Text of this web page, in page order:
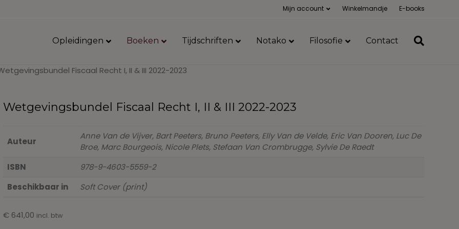
Mijn account Winkelmandje E-books
Opleidingen Boeken Tijdschriften Notako Filosofie Contact
Fiscaal Recht I, II & III 2022-2023
Wetgevingsbundel Fiscaal Recht I, II & III 2022-2023
Auteur
Anne Van de Vijver, Bart Peeters, Bruno Peeters, Elly Van de Velde, Eric Van Dooren, Luc De
Broe, Marc Bourgeois, Nicole Plets, Stefaan Van Crombrugge, Sylvie De Raedt
ISBN
978-9-4603-5559-2
Beschikbaar in
Soft Cover (print)
€ 641,00 incl. btw